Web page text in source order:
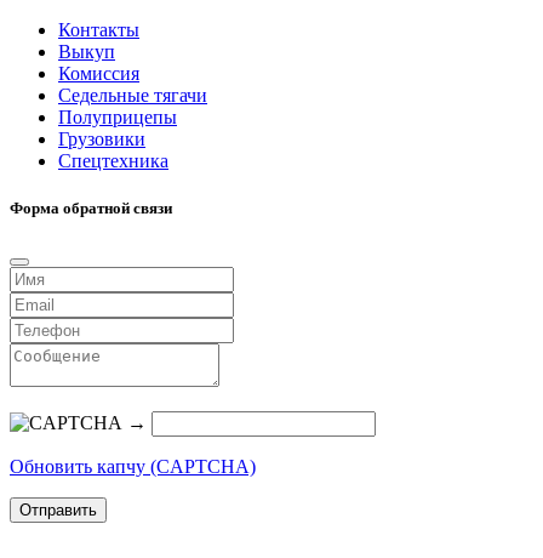
Контакты
Выкуп
Комиссия
Седельные тягачи
Полуприцепы
Грузовики
Спецтехника
Форма обратной связи
→
Обновить капчу (CAPTCHA)